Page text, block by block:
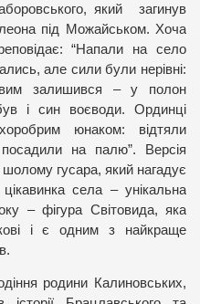
який загинув
під Можайськом. Хоча
“Напали на село
але сили були нерівні:
залишився – у полон
і син воєводи. Ординці
юнаком: відтяли
на палю”. Версія
гусара, який нагадує
села – унікальна
– фігура Світовида, яка
і є одним з найкраще
родини Калиновських,